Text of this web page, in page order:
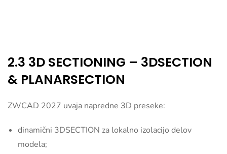
2.3 3D SECTIONING – 3DSECTION
& PLANARSECTION
ZWCAD 2027 uvaja napredne 3D preseke:
dinamični 3DSECTION za lokalno izolacijo delov
modela;